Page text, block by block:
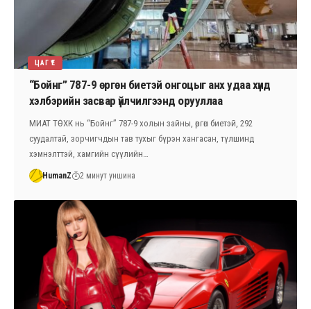
ЦАГ ҮЕ
“Бойнг” 787-9 өргөн биетэй онгоцыг анх удаа хүнд
хэлбэрийн засвар үйлчилгээнд орууллаа
МИАТ ТӨХК нь “Бойнг” 787-9 холын зайны, өргөн биетэй, 292
суудалтай, зорчигчдын тав тухыг бүрэн хангасан, түлшинд
хэмнэлттэй, хамгийн сүүлийн…
HumanZ 2 минут уншина